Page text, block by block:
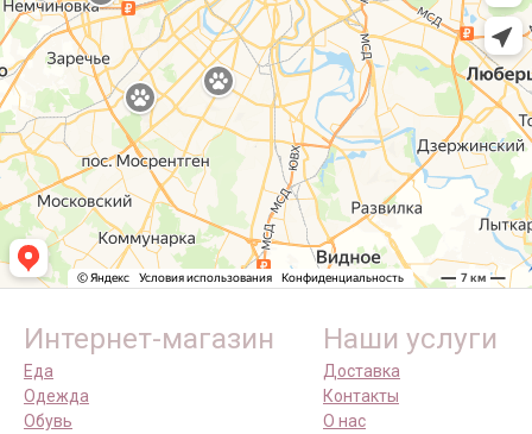
Интернет-магазин
Еда
Одежда
Обувь
Наши услуги
Доставка
Контакты
О нас